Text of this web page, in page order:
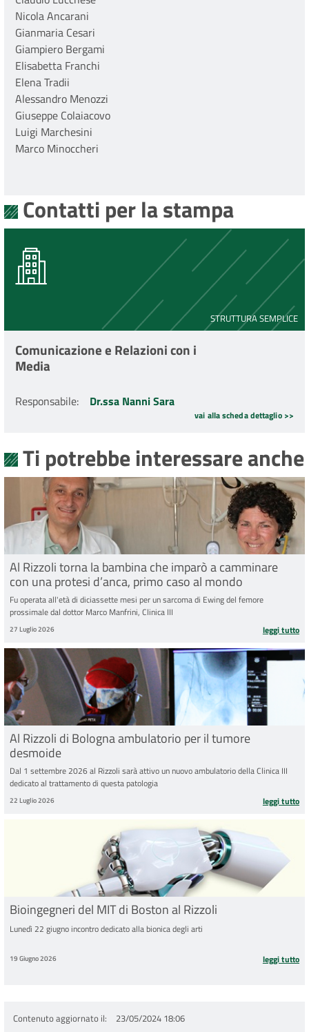
Nicola Ancarani
Gianmaria Cesari
Giampiero Bergami
Elisabetta Franchi
Elena Tradii
Alessandro Menozzi
Giuseppe Colaiacovo
Luigi Marchesini
Marco Minoccheri
Contatti per la stampa
STRUTTURA SEMPLICE
Comunicazione e Relazioni con i
Media
Responsabile: Dr.ssa Nanni Sara
vai alla scheda dettaglio >>
Ti potrebbe interessare anche
Al Rizzoli torna la bambina che imparò a camminare
con una protesi d’anca, primo caso al mondo
Fu operata all'età di diciassette mesi per un sarcoma di Ewing del femore
prossimale dal dottor Marco Manfrini, Clinica III
27 Luglio 2026 leggi tutto
Al Rizzoli di Bologna ambulatorio per il tumore
desmoide
Dal 1 settembre 2026 al Rizzoli sarà attivo un nuovo ambulatorio della Clinica III
dedicato al trattamento di questa patologia
22 Luglio 2026 leggi tutto
Bioingegneri del MIT di Boston al Rizzoli
Lunedì 22 giugno incontro dedicato alla bionica degli arti
19 Giugno 2026 leggi tutto
Contenuto aggiornato il 23/05/2024 18:06